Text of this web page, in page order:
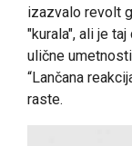
izazvalo revolt
"kurala", ali je
ulične
“Lančana
raste.